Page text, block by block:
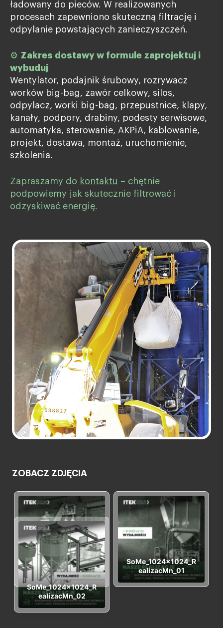
ładowany do pieców. W realizowanych
procesach zapewniono skuteczną filtrację i
odpylanie powstających zanieczyszczeń.
⚙ Zakres dostawy w formule zaprojektuj i
wybuduj
Wentylator, podajnik śrubowy, rozrywacz
worków big-bag, zawór celkowy, silos,
odpylacz, worki big-bag, przepustnice, klapy,
kanały, podpory, drabiny, podesty serwisowe,
automatyka, sterowanie, AKPiA, kablowanie,
projekt, dostawa, montaż, uruchomienie,
szkolenia.
Zapraszamy do kontaktu – chętnie
podpowiemy jak skutecznie filtrować i
odzyskiwać energię.
ZOBACZ ZDJĘCIA
SoMe_1024x1024_R
ealizacMn_00
SoMe_1024x1024_R
ealizacMn_01
SoMe_1024x1024_R
ealizacMn_02